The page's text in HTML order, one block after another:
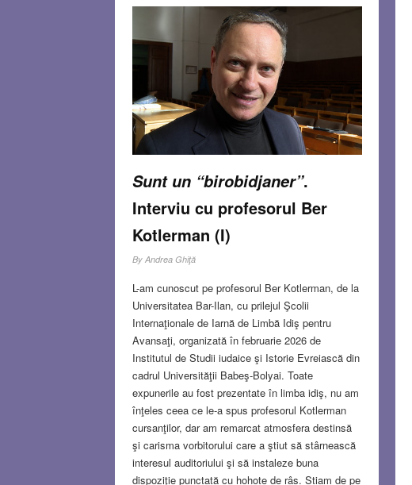
din care ai tras (sau nu) învăţăminte. În anii
tinereţii ai de dat multe „examene” la propriu şi la
figurat, ca să-ţi dovedești inteligenţa, competenţa,
sârguinţa, tenacitatea. Trebuie să convingi, să te
afirmi, să accezi, să-ţi găseşti locul cel mai
potrivit, aducător de satisfacţii şi beneficii. Apoi,
la un moment dat, „dosarul vieții” este deja depus.
Read more…
Sunt un “birobidjaner”.
Interviu cu profesorul Ber
Kotlerman (I)
By Andrea Ghiţă
L-am cunoscut pe profesorul Ber Kotlerman, de la
Universitatea Bar-Ilan, cu prilejul Şcolii
Internaţionale de Iarnă de Limbă Idiş pentru
Avansaţi, organizată în februarie 2026 de
Institutul de Studii iudaice şi Istorie Evreiască din
cadrul Universităţii Babeş-Bolyai. Toate
expunerile au fost prezentate în limba idiş, nu am
înţeles ceea ce le-a spus profesorul Kotlerman
cursanţilor, dar am remarcat atmosfera destinsă
şi carisma vorbitorului care a ştiut să stârnească
interesul auditoriului şi să instaleze buna
dispoziţie punctată cu hohote de râs. Știam de pe